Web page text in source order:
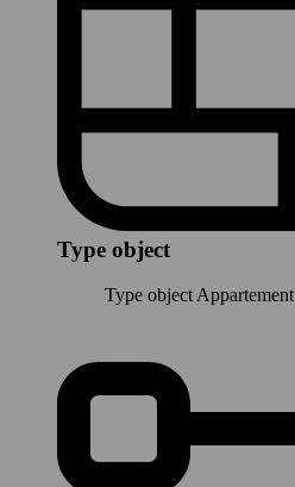
Type object
Type object Appartement